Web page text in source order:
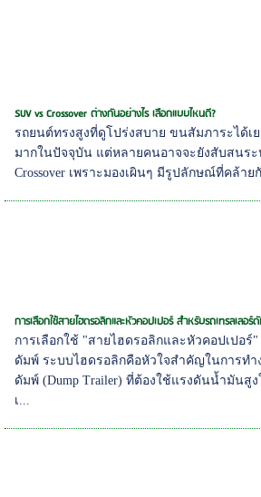
SUV vs Crossover ต่างกันอย่างไร เลือกแบบไหนดี?
รถยนต์ทรงสูงที่ดูโปร่งสบาย ขนสัมภาระได้เ
มากในปัจจุบัน แต่หลายคนอาจจะยังสับสนระ
Crossover เพราะมองเผินๆ มีรูปลักษณ์ที่คล้า
การเลือกใช้สายไฮดรอลิกและหัวคอปเปอร์ สำหรับรถเทรลเลอร์
การเลือกใช้ "สายไฮดรอลิกและหัวคอปเปอร์"
ดัมพ์ ระบบไฮดรอลิกคือหัวใจสำคัญในการทำ
ดัมพ์ (Dump Trailer) ที่ต้องใช้แรงดันน้ำมันสู
เ...